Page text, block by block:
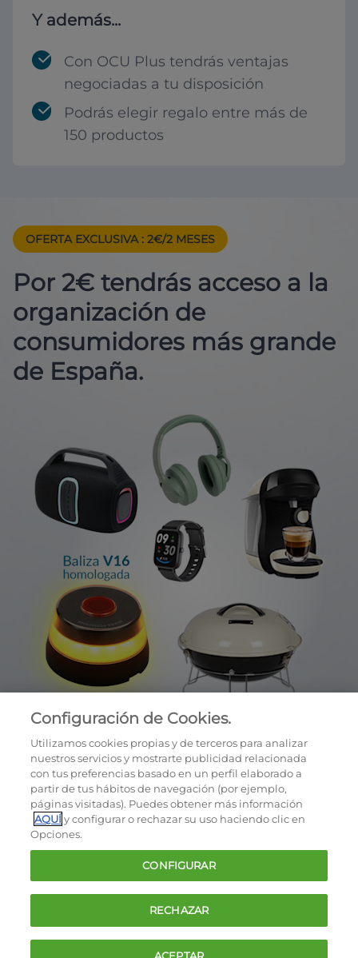
Y además...
Con OCU Plus tendrás ventajas
negociadas a tu disposición
Podrás elegir regalo entre más de
150 productos
OFERTA EXCLUSIVA : 2€/2 MESES
Por 2€ tendrás acceso a la
organización de
consumidores más grande
de España.
Cookies
Política de privacidad
Términos y condiciones de la oferta
Contacto
FAQ
Configuración de Cookies.
Utilizamos cookies propias y de terceros para analizar
nuestros servicios y mostrarte publicidad relacionada
con tus preferencias basado en un perfil elaborado a
partir de tus hábitos de navegación (por ejemplo,
páginas visitadas). Puedes obtener más información
AQUÍy configurar o rechazar su uso haciendo clic en
Opciones.
CONFIGURAR
RECHAZAR